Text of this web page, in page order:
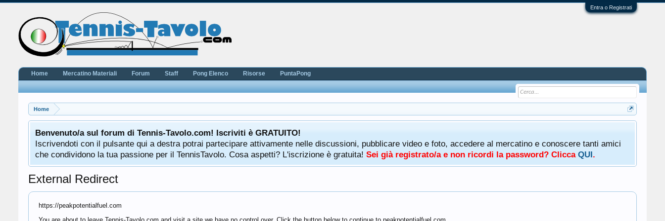
Entra o Registrati
Home
Benvenuto/a sul forum di Tennis-Tavolo.com! Iscriviti è GRATUITO!
Iscrivendoti con il pulsante qui a destra potrai partecipare attivamente nelle discussioni, pubblicare video e foto, accedere al mercatino e conoscere tanti amici
che condividono la tua passione per il TennisTavolo. Cosa aspetti? L'iscrizione è gratuita! Sei già registrato/a e non ricordi la password? Clicca QUI.
External Redirect
https://peakpotentialfuel.com
Home Mercatino Materiali Forum Staff Pong Elenco Risorse PuntaPong